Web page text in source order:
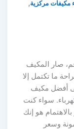
مكيفات مركزية,
صار المكيف
ما تكتمل إلا
أفضل مكيف
سواء كنت
هو إنك
وسعر